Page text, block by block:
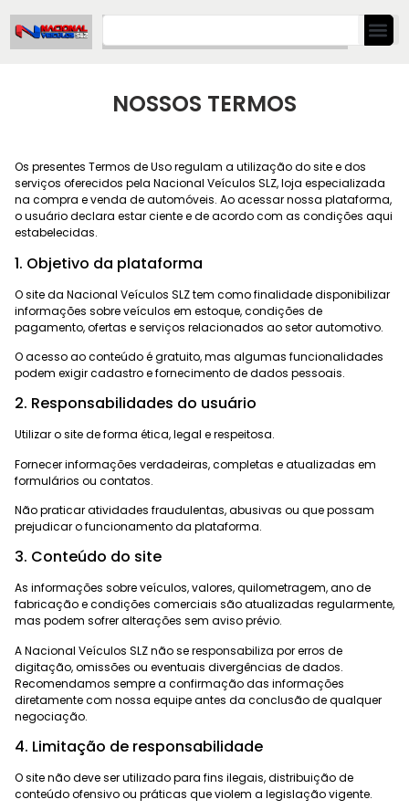
NOSSOS TERMOS
Os presentes Termos de Uso regulam a utilização do site e dos
serviços oferecidos pela Nacional Veículos SLZ, loja especializada
na compra e venda de automóveis. Ao acessar nossa plataforma,
o usuário declara estar ciente e de acordo com as condições aqui
estabelecidas.
1. Objetivo da plataforma
O site da Nacional Veículos SLZ tem como finalidade disponibilizar
informações sobre veículos em estoque, condições de
pagamento, ofertas e serviços relacionados ao setor automotivo.
O acesso ao conteúdo é gratuito, mas algumas funcionalidades
podem exigir cadastro e fornecimento de dados pessoais.
2. Responsabilidades do usuário
Utilizar o site de forma ética, legal e respeitosa.
Fornecer informações verdadeiras, completas e atualizadas em
formulários ou contatos.
Não praticar atividades fraudulentas, abusivas ou que possam
prejudicar o funcionamento da plataforma.
3. Conteúdo do site
As informações sobre veículos, valores, quilometragem, ano de
fabricação e condições comerciais são atualizadas regularmente,
mas podem sofrer alterações sem aviso prévio.
A Nacional Veículos SLZ não se responsabiliza por erros de
digitação, omissões ou eventuais divergências de dados.
Recomendamos sempre a confirmação das informações
diretamente com nossa equipe antes da conclusão de qualquer
negociação.
4. Limitação de responsabilidade
O site não deve ser utilizado para fins ilegais, distribuição de
conteúdo ofensivo ou práticas que violem a legislação vigente.